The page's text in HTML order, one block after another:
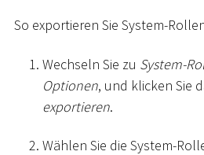
So exportieren Sie System-
Wechseln Sie zu System-
Optionen, und klicken Sie
exportieren.
Wählen Sie die System-